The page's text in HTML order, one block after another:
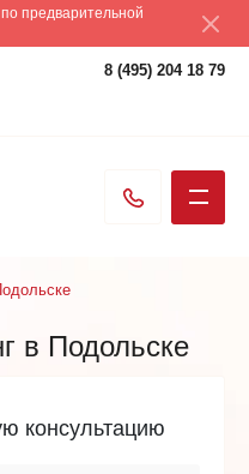
предварительной
8 (495) 204 18 79
в Подольске
консультацию